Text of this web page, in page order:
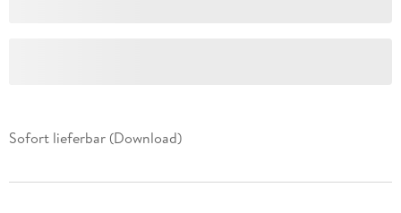
Sofort lieferbar (Download)